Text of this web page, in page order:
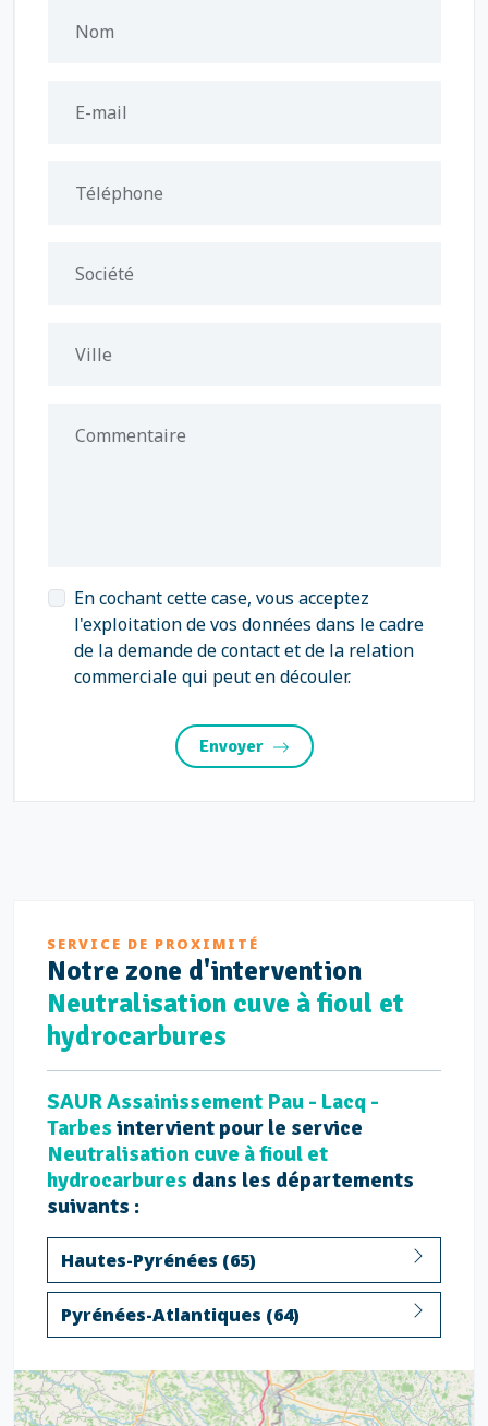
Nom
E-mail
Téléphone
Société
Ville
Commentaire
En cochant cette case, vous acceptez
l'exploitation de vos données dans le cadre
de la demande de contact et de la relation
commerciale qui peut en découler.
Envoyer
SERVICE DE PROXIMITÉ
Notre zone d'intervention
Neutralisation cuve à fioul et
hydrocarbures
SAUR Assainissement Pau - Lacq -
Tarbes intervient pour le service
Neutralisation cuve à fioul et
hydrocarbures dans les départements
suivants :
Hautes-Pyrénées (65)
Pyrénées-Atlantiques (64)